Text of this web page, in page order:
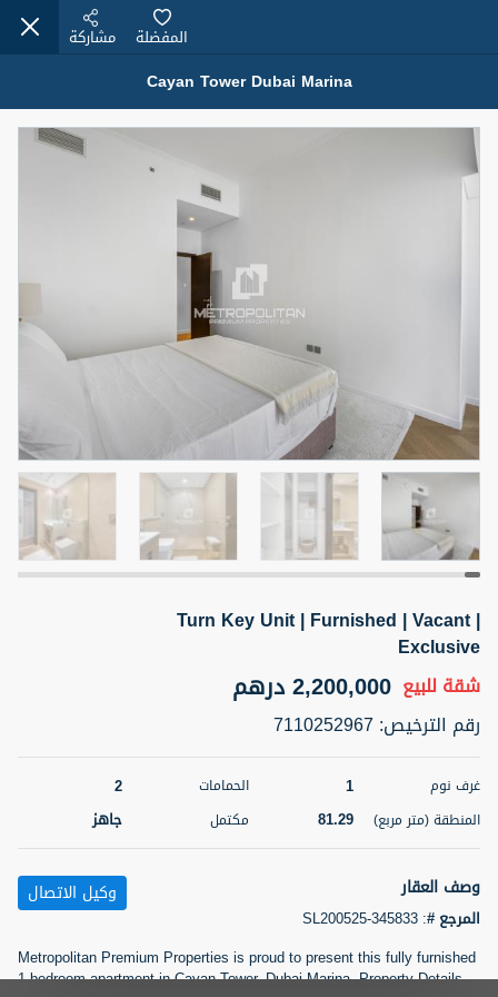
حمام
2
75.43
المعروض
مفروش/ة جزئيا
اسم الوسيط
MOHAMMED ARSHAD SAIYED
رقم الوسيط
أتصل الأن
5 أشهر +
2BR Golf, Pool & Villa View | 3 Bathrooms | 1,274.77 Sq
Ft | Ellington House II
شقة للبيع 4,100,000 درهم
22
2
3
مربع)
118.34
المعروض
غير مفروش /ة
اسم الوسيط
TATIANA VEBER
رقم الوسيط
5 أشهر +
Cayan Tower Dubai Marina
المفضلة مشاركة
Turn Key Unit | Furnished | Vacant |
Exclusive
شقة للبيع 2,200,000 درهم
رقم الترخيص:
7110252967
غرف نوم 1 الحمامات 2
المنطقة (متر مربع) 81.29 مكتمل جاهز
وصف العقار
المرجع #:
SL200525-345833
وكيل الاتصال
Metropolitan Premium Properties is proud to present this fully furnished
1-bedroom apartment in Cayan Tower, Dubai Marina. Property Details
تصفية